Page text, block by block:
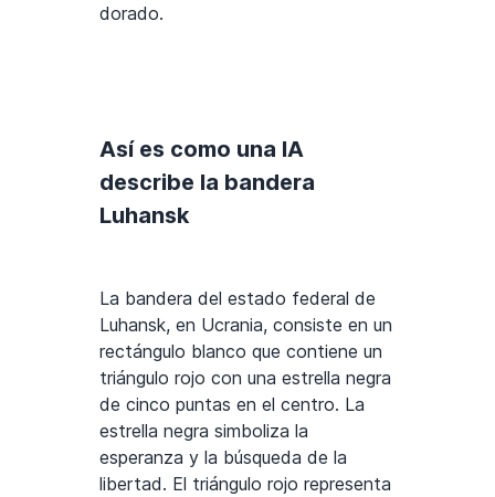
dorado.
Así es como una IA
describe la bandera
Luhansk
La bandera del estado federal de
Luhansk, en Ucrania, consiste en un
rectángulo blanco que contiene un
triángulo rojo con una estrella negra
de cinco puntas en el centro. La
estrella negra simboliza la
esperanza y la búsqueda de la
libertad. El triángulo rojo representa